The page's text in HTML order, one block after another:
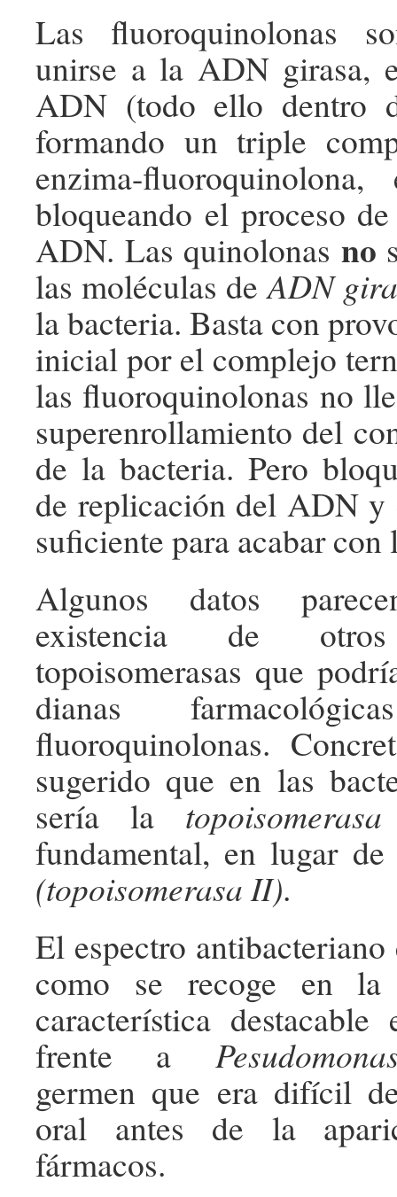
Las fluoroquinolonas
unirse a la ADN girasa,
ADN (todo ello dentro
formando un triple
enzima-
bloqueando el proceso
ADN. Las quinolonas no
las moléculas deADN
la bacteria. Basta con
inicial por el complejo
las fluoroquinolonas no
superenrollamiento del
de la bacteria. Pero
de replicación del ADN y
suficiente para acabar con
Algunos datos
existencia de
topoisomerasas que
dianas
fluoroquinolonas.
sugerido que en las
sería la
fundamental, en lugar
(topoisomerasa II).
El espectro
como se recoge en
característica
frente a
germen que era difícil
oral antes de la
fármacos.